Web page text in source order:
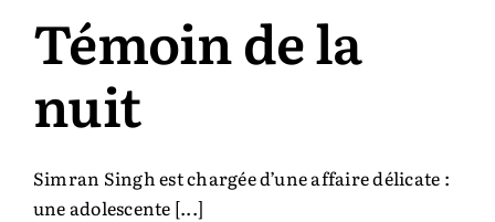
Témoin de la
nuit
Simran Singh est chargée d’une affaire délicate :
une adolescente [...]